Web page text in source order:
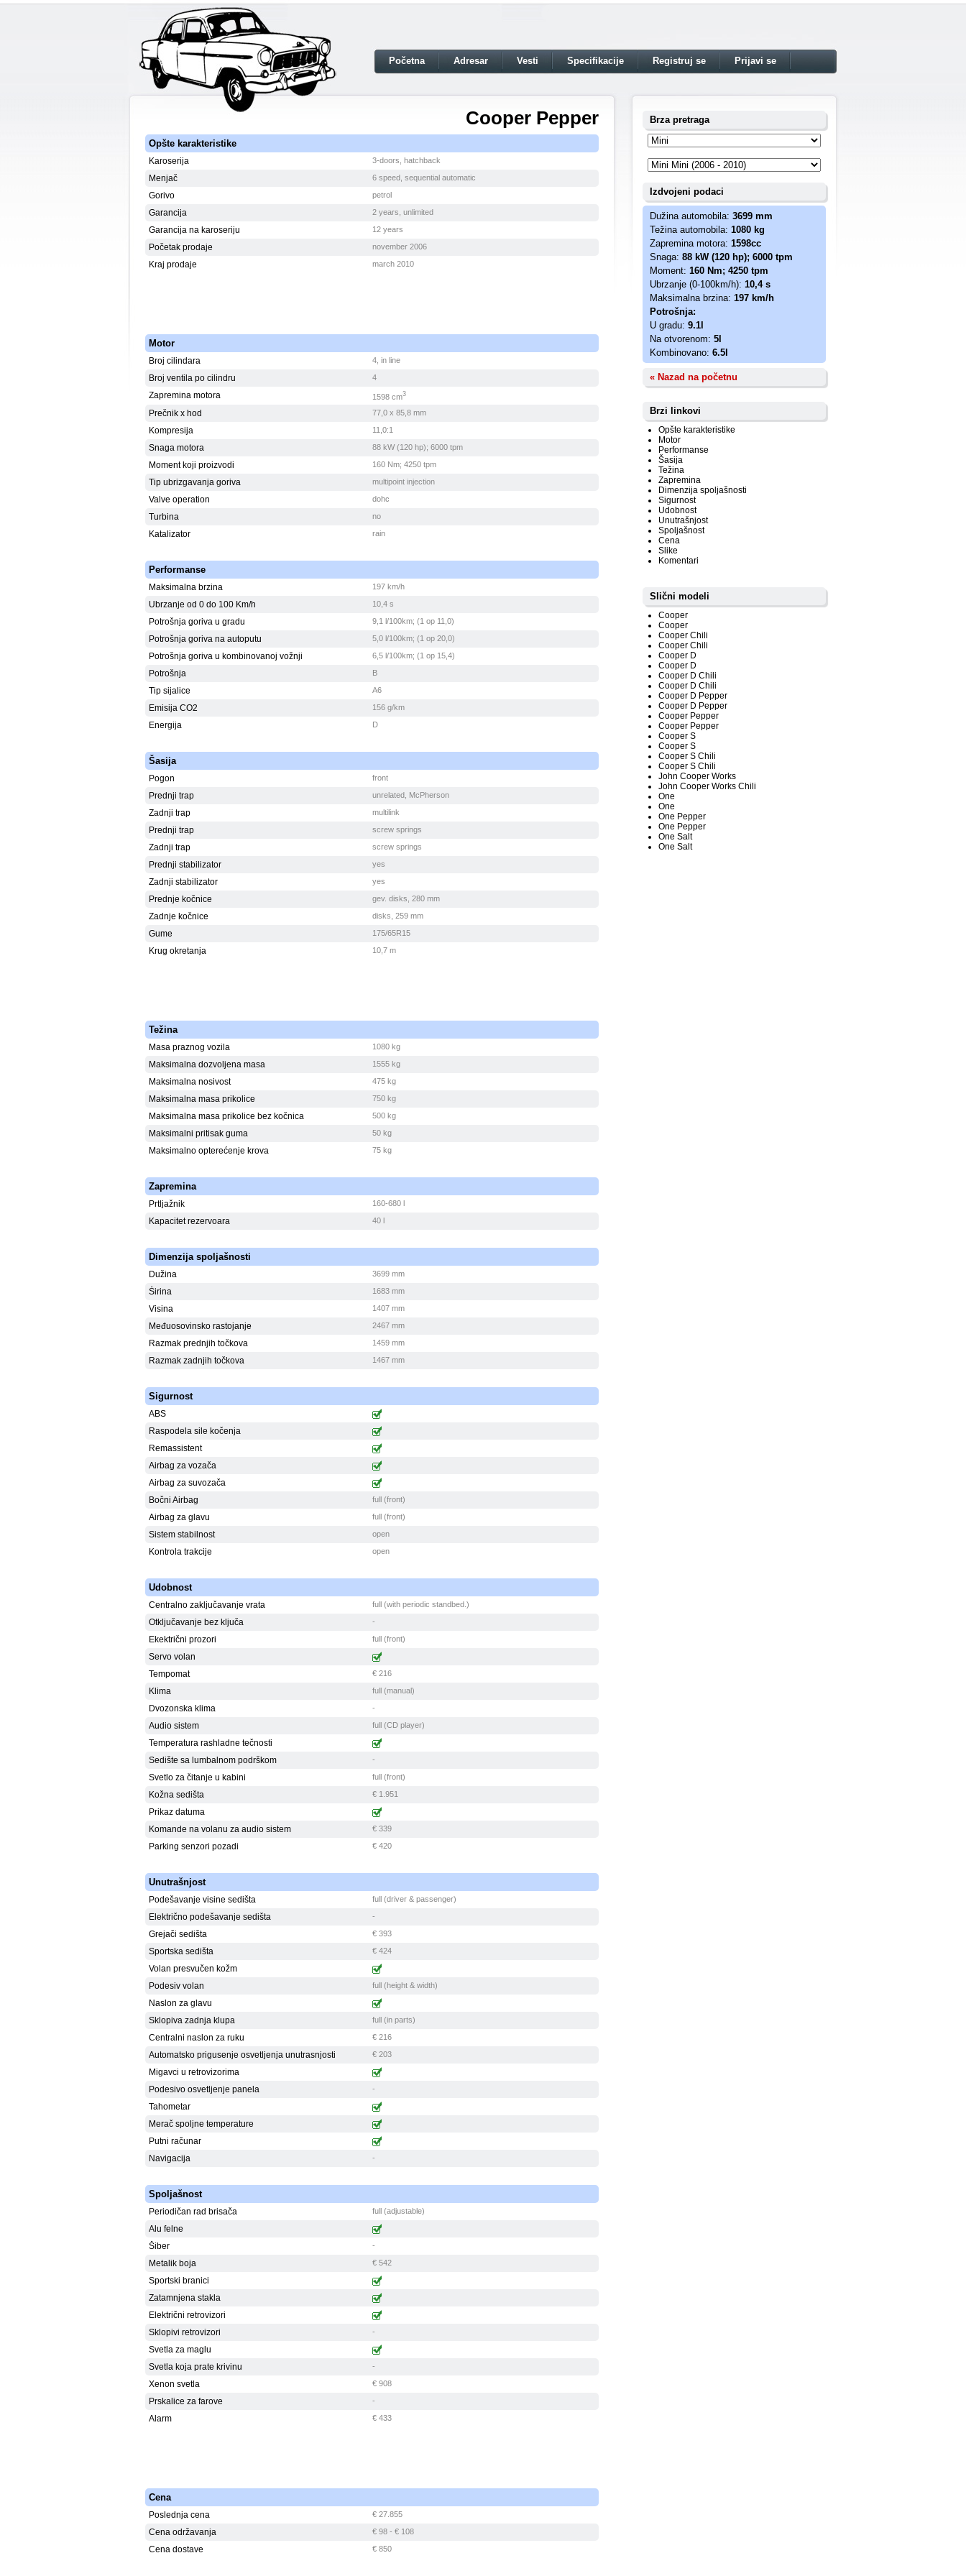
Početna Adresar Vesti Specifikacije Registruj se Prijavi se
Cooper Pepper
Opšte karakteristike
Karoserija 3-doors, hatchback
Menjač 6 speed, sequential automatic
Gorivo petrol
Garancija 2 years, unlimited
Garancija na karoseriju 12 years
Početak prodaje november 2006
Kraj prodaje march 2010
Motor
Broj cilindara 4, in line
Broj ventila po cilindru 4
Zapremina motora 1598 cm3
Prečnik x hod 77,0 x 85,8 mm
Kompresija 11,0:1
Snaga motora 88 kW (120 hp); 6000 tpm
Moment koji proizvodi 160 Nm; 4250 tpm
Tip ubrizgavanja goriva multipoint injection
Valve operation dohc
Turbina no
Katalizator rain
Performanse
Maksimalna brzina 197 km/h
Ubrzanje od 0 do 100 Km/h 10,4 s
Potrošnja goriva u gradu 9,1 l/100km; (1 op 11,0)
Potrošnja goriva na autoputu 5,0 l/100km; (1 op 20,0)
Potrošnja goriva u kombinovanoj vožnji 6,5 l/100km; (1 op 15,4)
Potrošnja B
Tip sijalice A6
Emisija CO2 156 g/km
Energija D
Šasija
Pogon front
Prednji trap unrelated, McPherson
Zadnji trap multilink
Prednji trap screw springs
Zadnji trap screw springs
Prednji stabilizator yes
Zadnji stabilizator yes
Prednje kočnice gev. disks, 280 mm
Zadnje kočnice disks, 259 mm
Gume 175/65R15
Krug okretanja 10,7 m
Težina
Masa praznog vozila 1080 kg
Maksimalna dozvoljena masa 1555 kg
Maksimalna nosivost 475 kg
Maksimalna masa prikolice 750 kg
Maksimalna masa prikolice bez kočnica 500 kg
Maksimalni pritisak guma 50 kg
Maksimalno opterećenje krova 75 kg
Zapremina
Prtljažnik 160-680 l
Kapacitet rezervoara 40 l
Dimenzija spoljašnosti
Dužina 3699 mm
Širina 1683 mm
Visina 1407 mm
Međuosovinsko rastojanje 2467 mm
Razmak prednjih točkova 1459 mm
Razmak zadnjih točkova 1467 mm
Sigurnost
ABS
Raspodela sile kočenja
Remassistent
Airbag za vozača
Airbag za suvozača
Bočni Airbag
full (front)
Airbag za glavu full (front)
Sistem stabilnost open
Kontrola trakcije open
Udobnost
Centralno zaključavanje vrata full (with periodic standbed.)
Otključavanje bez ključa -
Ekektrični prozori full (front)
Servo volan
Tempomat
€ 216
Klima full (manual)
Dvozonska klima -
Audio sistem full (CD player)
Temperatura rashladne tečnosti
Sedište sa lumbalnom podrškom
-
Svetlo za čitanje u kabini full (front)
Kožna sedišta € 1.951
Prikaz datuma
Komande na volanu za audio sistem
€ 339
Parking senzori pozadi € 420
Unutrašnjost
Podešavanje visine sedišta full (driver & passenger)
Električno podešavanje sedišta -
Grejači sedišta € 393
Sportska sedišta € 424
Volan presvučen kožm
Podesiv volan
full (height & width)
Naslon za glavu
Sklopiva zadnja klupa
full (in parts)
Centralni naslon za ruku € 216
Automatsko prigusenje osvetljenja unutrasnjosti € 203
Migavci u retrovizorima
Podesivo osvetljenje panela
-
Tahometar
Merač spoljne temperature
Putni računar
Navigacija
-
Spoljašnost
Periodičan rad brisača full (adjustable)
Alu felne
Šiber
-
Metalik boja € 542
Sportski branici
Zatamnjena stakla
Električni retrovizori
Sklopivi retrovizori
-
Svetla za maglu
Svetla koja prate krivinu
-
Xenon svetla € 908
Prskalice za farove -
Alarm € 433
Cena
Poslednja cena € 27.855
Cena održavanja € 98 - € 108
Cena dostave € 850
Brza pretraga
Izdvojeni podaci
Dužina automobila: 3699 mm
Težina automobila: 1080 kg
Zapremina motora: 1598cc
Snaga: 88 kW (120 hp); 6000 tpm
Moment: 160 Nm; 4250 tpm
Ubrzanje (0-100km/h): 10,4 s
Maksimalna brzina: 197 km/h
Potrošnja:
U gradu: 9.1l
Na otvorenom: 5l
Kombinovano: 6.5l
« Nazad na početnu
Brzi linkovi
Opšte karakteristike
Motor
Performanse
Šasija
Težina
Zapremina
Dimenzija spoljašnosti
Sigurnost
Udobnost
Unutrašnjost
Spoljašnost
Cena
Slike
Komentari
Slični modeli
Cooper
Cooper
Cooper Chili
Cooper Chili
Cooper D
Cooper D
Cooper D Chili
Cooper D Chili
Cooper D Pepper
Cooper D Pepper
Cooper Pepper
Cooper Pepper
Cooper S
Cooper S
Cooper S Chili
Cooper S Chili
John Cooper Works
John Cooper Works Chili
One
One
One Pepper
One Pepper
One Salt
One Salt